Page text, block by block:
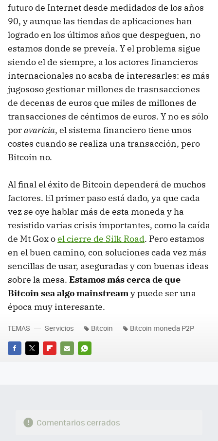
futuro de Internet desde medidados de los años
90, y aunque las tiendas de aplicaciones han
logrado en los últimos años que despeguen, no
estamos donde se preveía. Y el problema sigue
siendo el de siempre, a los actores financieros
internacionales no acaba de interesarles: es más
jugososo gestionar millones de trasnsacciones
de decenas de euros que miles de millones de
transacciones de céntimos de euros. Y no es sólo
poravaricia, el sistema financiero tiene unos
costes cuando se realiza una transacción, pero
Bitcoin no.
Al final el éxito de Bitcoin dependerá de muchos
factores. El primer paso está dado, ya que cada
vez se oye hablar más de esta moneda y ha
resistido varias crisis importantes, como la caída
de Mt Gox oel cierre de Silk Road. Pero estamos
en el buen camino, con soluciones cada vez más
sencillas de usar, aseguradas y con buenas ideas
sobre la mesa. Estamos más cerca de que
Bitcoin sea algo mainstreamy puede ser una
época muy interesante.
FACEBOOK
TWITTERFLIPBOARD
E-
WHATSAPP
TEMAS Servicios Bitcoin Bitcoin moneda P2P
Comentarios cerrados